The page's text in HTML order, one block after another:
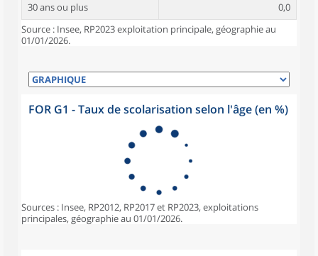
30 ans ou plus
0,0
Source : Insee, RP2023 exploitation principale, géographie au
01/01/2026.
FOR G1 - Taux de scolarisation selon l'âge (en %)
Sources : Insee, RP2012, RP2017 et RP2023, exploitations
principales, géographie au 01/01/2026.